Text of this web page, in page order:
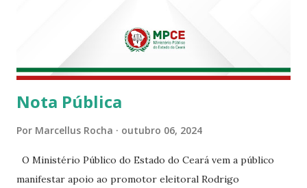
Nota Pública
Por Marcellus Rocha outubro 06, 2024
O Ministério Público do Estado do Ceará vem a público
manifestar apoio ao promotor eleitoral Rodrigo